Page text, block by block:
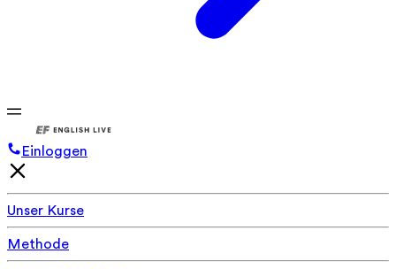
Einloggen
Unser Kurse
Methode